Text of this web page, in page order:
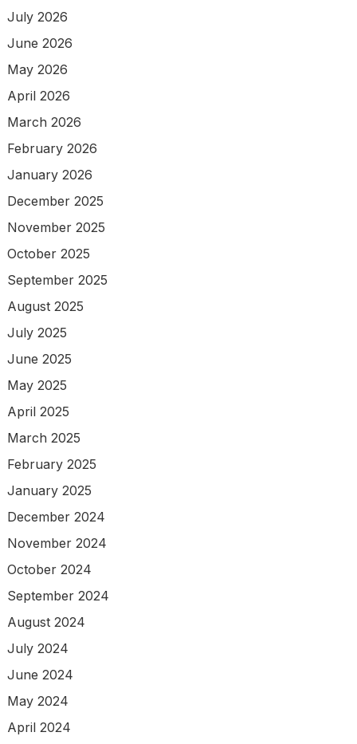
July 2026
June 2026
May 2026
April 2026
March 2026
February 2026
January 2026
December 2025
November 2025
October 2025
September 2025
August 2025
July 2025
June 2025
May 2025
April 2025
March 2025
February 2025
January 2025
December 2024
November 2024
October 2024
September 2024
August 2024
July 2024
June 2024
May 2024
April 2024